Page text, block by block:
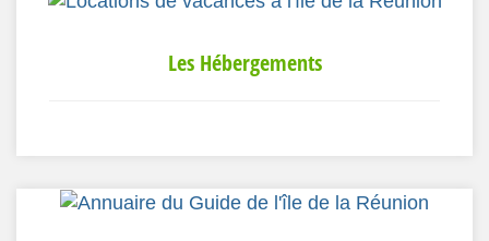
Les Hébergements